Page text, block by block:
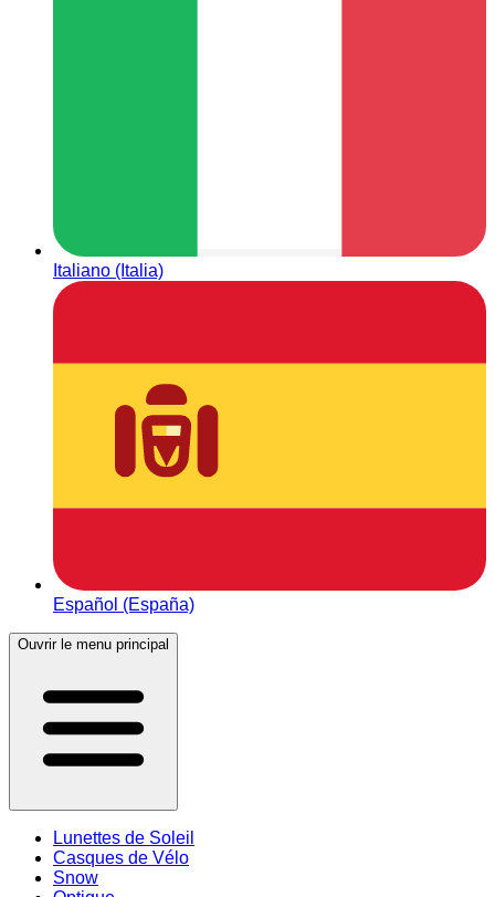
Italiano (Italia)
Español (España)
Ouvrir le menu principal
Lunettes de Soleil
Casques de Vélo
Snow